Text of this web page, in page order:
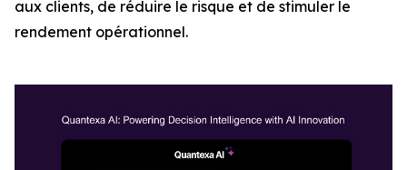
aux clients, de réduire le risque et de stimuler le
rendement opérationnel.